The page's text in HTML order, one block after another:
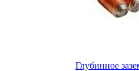
Глубинное